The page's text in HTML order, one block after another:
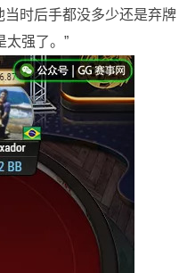
时后手都没多少还是弃牌
太强了。”